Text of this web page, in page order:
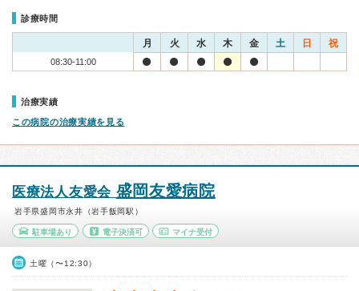
診療時間
月 火 水 木 金 土 日 祝
08:30-11:00
治療実績
この病院の治療実績を見る
医療法人友愛会 盛岡友愛病院
岩手県盛岡市永井（岩手飯岡駅）
駐車場あり 電子決済可 マイナ受付
土曜（〜12:30）